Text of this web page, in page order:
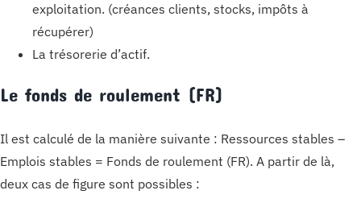
exploitation. (créances clients, stocks, impôts à
récupérer)
La trésorerie d’actif.
Le fonds de roulement (FR)
Il est calculé de la manière suivante : Ressources stables –
Emplois stables = Fonds de roulement (FR). A partir de là,
deux cas de figure sont possibles :